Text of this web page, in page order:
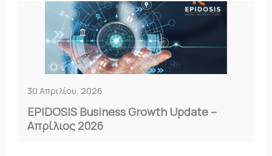
30 Απριλίου, 2026
EPIDOSIS Business Growth Update –
Απρίλιος 2026